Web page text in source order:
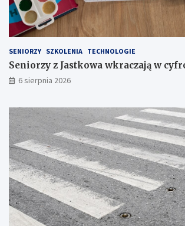
T
W
A
L
U
B
E
L
I
E
G
O
N
R
1
6
7
!
SENIORZY SZKOLENIA TECHNOLOGIE
Seniorzy z Jastkowa wkraczają w
6 sierpnia 2026